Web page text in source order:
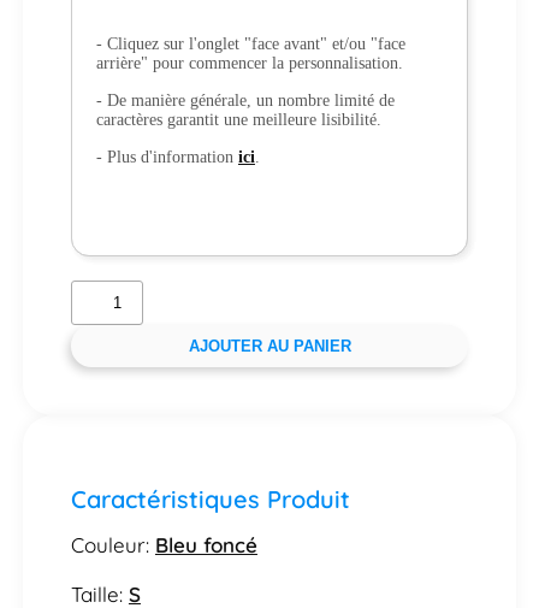
- Cliquez sur l'onglet "face avant" et/ou "face
arrière" pour commencer la personnalisation.
- De manière générale, un nombre limité de
caractères garantit une meilleure lisibilité.
- Plus d'information ici.
AJOUTER AU PANIER
Caractéristiques Produit
Couleur: Bleu foncé
Taille: S